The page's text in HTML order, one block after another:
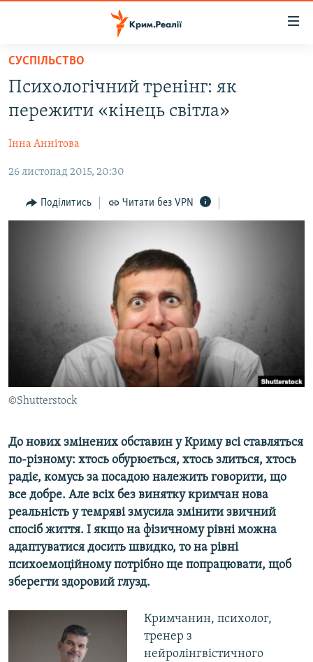
Перейти
основного
матеріалу
Перейти
до
навігації
Перейти
ВІДЕО ТА ФОТО
ПОЛІТИКА
БЛОГИ
ПОГЛЯД
ВІДЕОУРОКИ «ELIFBE»
СВІДЧЕННЯ ОКУПАЦІЇ
УКРАЇНСЬКА ПРОБЛЕМА КРИМУ
ІНФОГРАФІКА
ЯК ОБІЙТИ БЛОКУВАННЯ
Qırımtatar
ДОЛУЧАЙСЯ!
Усі сайти RFE/RL
СУСПІЛЬСТВО
Психологічний тренінг: як
пережити «кінець світла»
Інна Аннітова
26 листопад 2015, 20:30
Поділитись Читати без VPN
©Shutterstock
До нових змінених обставин у Криму всі ставляться
по-різному: хтось обурюється, хтось злиться, хтось
радіє, комусь за посадою належить говорити, що
все добре. Але всіх без винятку кримчан нова
реальність у темряві змусила змінити звичний
спосіб життя. І якщо на фізичному рівні можна
адаптуватися досить швидко, то на рівні
психоемоційному потрібно ще попрацювати, щоб
зберегти здоровий глузд.
Кримчанин, психолог,
тренер з
нейролінгвістичного